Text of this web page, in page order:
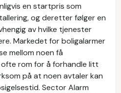
en startpris som
og deretter følger en
av hvilke tjenester
Markedet for boligalarmer
mellom noen få
rom for å forhandle litt
på at noen avtaler kan
Sector Alarm